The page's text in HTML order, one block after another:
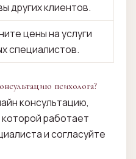
других клиентов.
цены на услуги
специалистов.
психолога?
консультацию,
работает
и согласуйте